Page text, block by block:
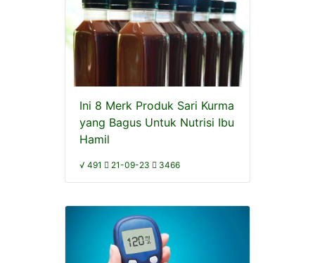
Ini 8 Merk Produk Sari Kurma
yang Bagus Untuk Nutrisi Ibu
Hamil
√ 491 21-09-23 3466